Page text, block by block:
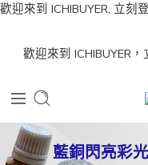
歡迎來到 ICHIBUYER, 立刻
歡迎來到 ICHIBUYER
藍銅閃亮彩